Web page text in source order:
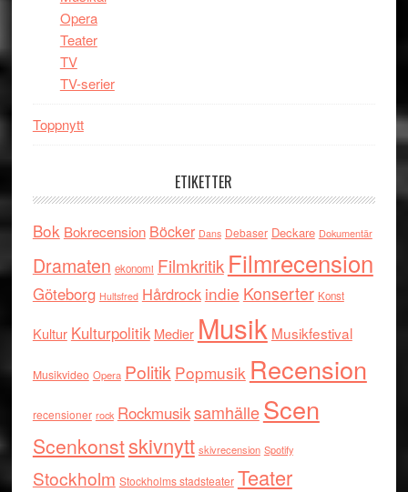
Opera
Teater
TV
TV-serier
Toppnytt
ETIKETTER
Bok Bokrecension Böcker Dans Debaser Deckare Dokumentär
Dramaten ekonomi Filmkritik Filmrecension
Göteborg Hultsfred Hårdrock indie Konserter Konst
Kultur Kulturpolitik Medier Musik Musikfestival
Musikvideo Opera Politik Popmusik Recension
recensioner rock RockmusiksamhälleScen
Scenkonstskivnytt skivrecension Spotify
Stockholm Stockholms stadsteater Teater